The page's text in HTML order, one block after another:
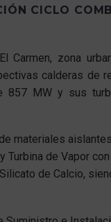
CICLO
zona
calderas de
857 MW y sus
materiales
Turbina de Vapor
de Calcio,